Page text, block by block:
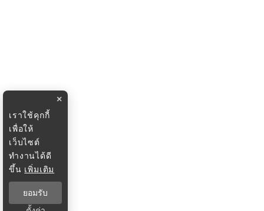
×
เราใช้คุกกี้
เพื่อให้
เว็บไซต์
ทำงานได้ดี
ขึ้น เพิ่มเติม
ยอมรับ